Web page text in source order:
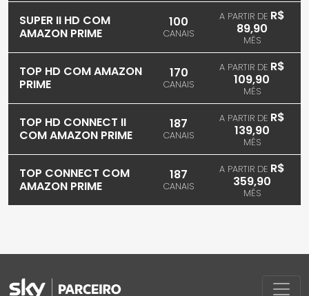
SUPER II HD COM
AMAZON PRIME
100
CANAIS
A PARTIR DE R$
89,90
MÊS
TOP HD COM AMAZON
PRIME
170
CANAIS
A PARTIR DE R$
109,90
MÊS
TOP HD CONNECT II
COM AMAZON PRIME
187
CANAIS
A PARTIR DE R$
139,90
MÊS
TOP CONNECT COM
AMAZON PRIME
187
CANAIS
A PARTIR DE R$
359,90
MÊS